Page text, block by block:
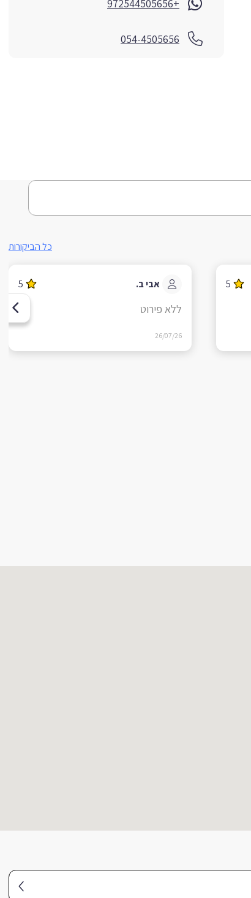
+972544505656
054-4505656
כל הביקורות
5 אבי ב. 5
ללא פירוט
26/07/26